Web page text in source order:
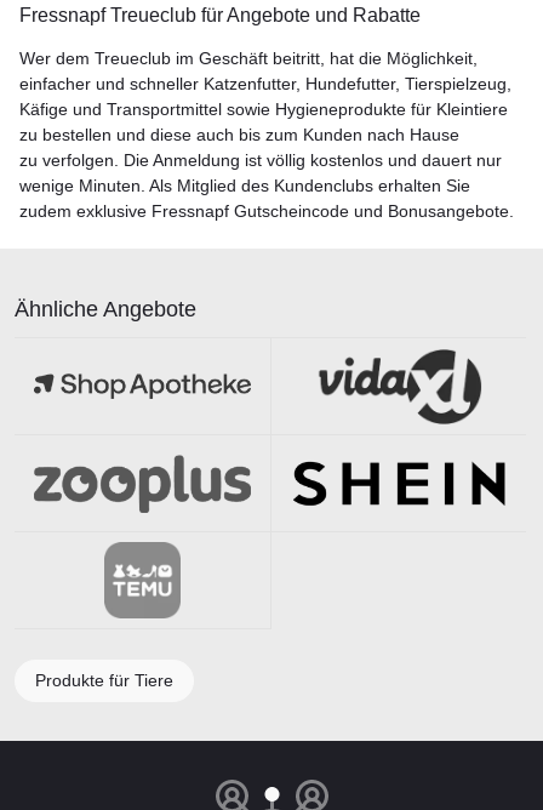
Fressnapf Treueclub für Angebote und Rabatte
Wer dem Treueclub im Geschäft beitritt, hat die Möglichkeit,
einfacher und schneller Katzenfutter, Hundefutter, Tierspielzeug,
Käfige und Transportmittel sowie Hygieneprodukte für Kleintiere
zu bestellen und diese auch bis zum Kunden nach Hause
zu verfolgen. Die Anmeldung ist völlig kostenlos und dauert nur
wenige Minuten. Als Mitglied des Kundenclubs erhalten Sie
zudem exklusive Fressnapf Gutscheincode und Bonusangebote.
Ähnliche Angebote
Produkte für Tiere